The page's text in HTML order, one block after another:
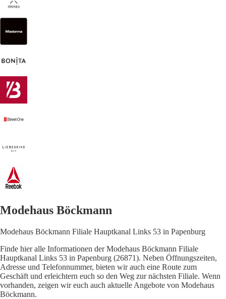
Modehaus Böckmann
Modehaus Böckmann Filiale Hauptkanal Links 53 in Papenburg
Finde hier alle Informationen der Modehaus Böckmann Filiale
Hauptkanal Links 53 in Papenburg (26871). Neben Öffnungszeiten,
Adresse und Telefonnummer, bieten wir auch eine Route zum
Geschäft und erleichtern euch so den Weg zur nächsten Filiale. Wenn
vorhanden, zeigen wir euch auch aktuelle Angebote von Modehaus
Böckmann.